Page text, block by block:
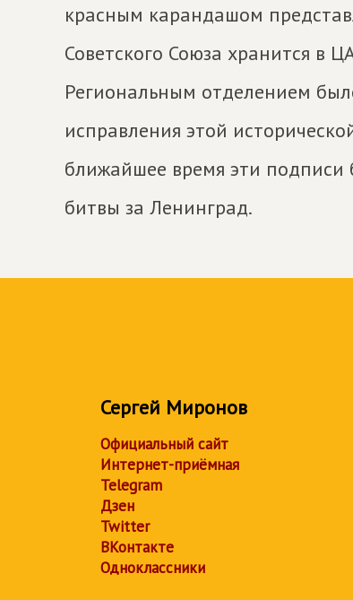
красным карандашом
Советского Союза хранится в
Региональным отделением
исправления этой
ближайшее время эти подписи
битвы за Ленинград.
Сергей Миронов
Официальный сайт
Интернет-приёмная
Telegram
Дзен
Twitter
ВКонтакте
Одноклассники